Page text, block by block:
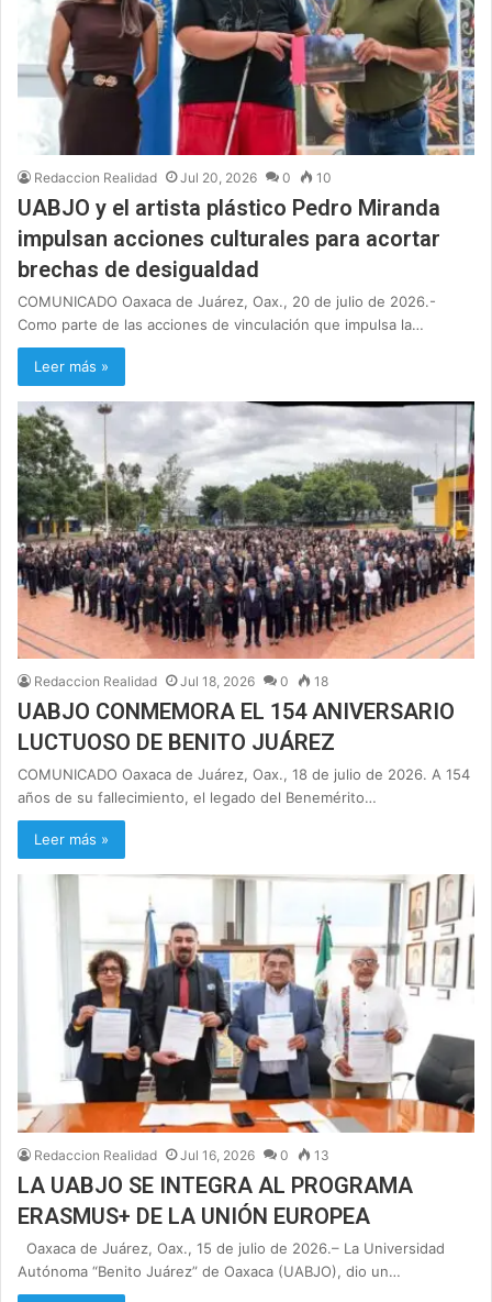
Redaccion Realidad Jul 20, 2026 0 10
UABJO y el artista plástico Pedro Miranda
impulsan acciones culturales para acortar
brechas de desigualdad
COMUNICADO Oaxaca de Juárez, Oax., 20 de julio de 2026.-
Como parte de las acciones de vinculación que impulsa la…
Leer más »
Redaccion Realidad Jul 18, 2026 0 18
UABJO CONMEMORA EL 154 ANIVERSARIO
LUCTUOSO DE BENITO JUÁREZ
COMUNICADO Oaxaca de Juárez, Oax., 18 de julio de 2026. A 154
años de su fallecimiento, el legado del Benemérito…
Leer más »
Redaccion Realidad Jul 16, 2026 0 13
LA UABJO SE INTEGRA AL PROGRAMA
ERASMUS+ DE LA UNIÓN EUROPEA
Oaxaca de Juárez, Oax., 15 de julio de 2026.– La Universidad
Autónoma “Benito Juárez” de Oaxaca (UABJO), dio un…